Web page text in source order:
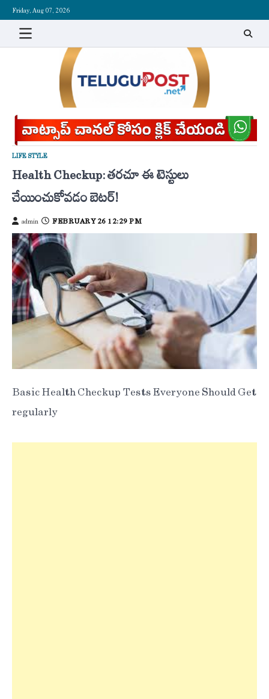
Skip
content
Friday, Aug 07, 2026
LIFE STYLE
Health Checkup: తరచూ ఈ టెస్టులు
చేయించుకోవడం బెటర్!
admin FEBRUARY 26 12:29 PM
Basic Health Checkup Tests Everyone Should Get
regularly